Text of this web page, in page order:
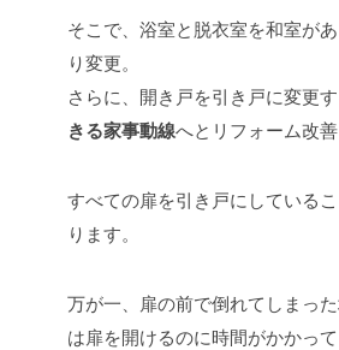
そこで、浴室と脱衣室を和室が
り変更。
さらに、開き戸を引き戸に変更
きる家事動線へとリフォーム改善
すべての扉を引き戸にしている
ります。
万が一、扉の前で倒れてしまっ
は扉を開けるのに時間がかかっ